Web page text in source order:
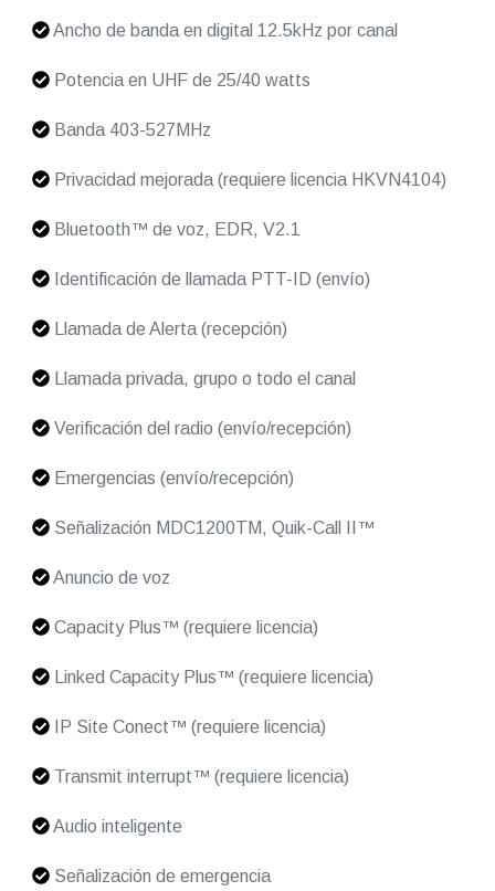
Ancho de banda en digital 12.5kHz por canal
Potencia en UHF de 25/40 watts
Banda 403-527MHz
Privacidad mejorada (requiere licencia HKVN4104)
Bluetooth™ de voz, EDR, V2.1
Identificación de llamada PTT-ID (envío)
Llamada de Alerta (recepción)
Llamada privada, grupo o todo el canal
Verificación del radio (envío/recepción)
Emergencias (envío/recepción)
Señalización MDC1200TM, Quik-Call II™
Anuncio de voz
Capacity Plus™ (requiere licencia)
Linked Capacity Plus™ (requiere licencia)
IP Site Conect™ (requiere licencia)
Transmit interrupt™ (requiere licencia)
Audio inteligente
Señalización de emergencia